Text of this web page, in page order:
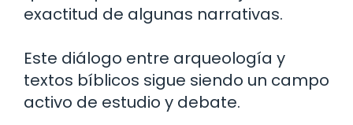
exactitud de algunas narrativas.
Este diálogo entre arqueología y
textos bíblicos sigue siendo un campo
activo de estudio y debate.